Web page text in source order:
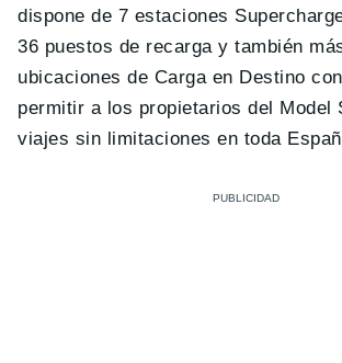
dispone de 7 estaciones
36 puestos de recarga y también
ubicaciones de Carga en Destino
permitir a los propietarios del Model
viajes sin limitaciones en toda